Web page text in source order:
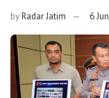
byRadar Jatim 6